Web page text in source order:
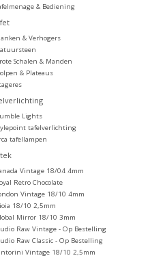
& Bediening
& Verhogers
Schalen & Manden
& Plateaus
Lights
tafelverlichting
tafellampen
Vintage 18/04 4mm
Retro Chocolate
Vintage 18/10 4mm
18/10 2,5mm
Mirror 18/10 3mm
Raw Vintage - Op Bestelling
Raw Classic - Op Bestelling
Vintage 18/10 2,5mm